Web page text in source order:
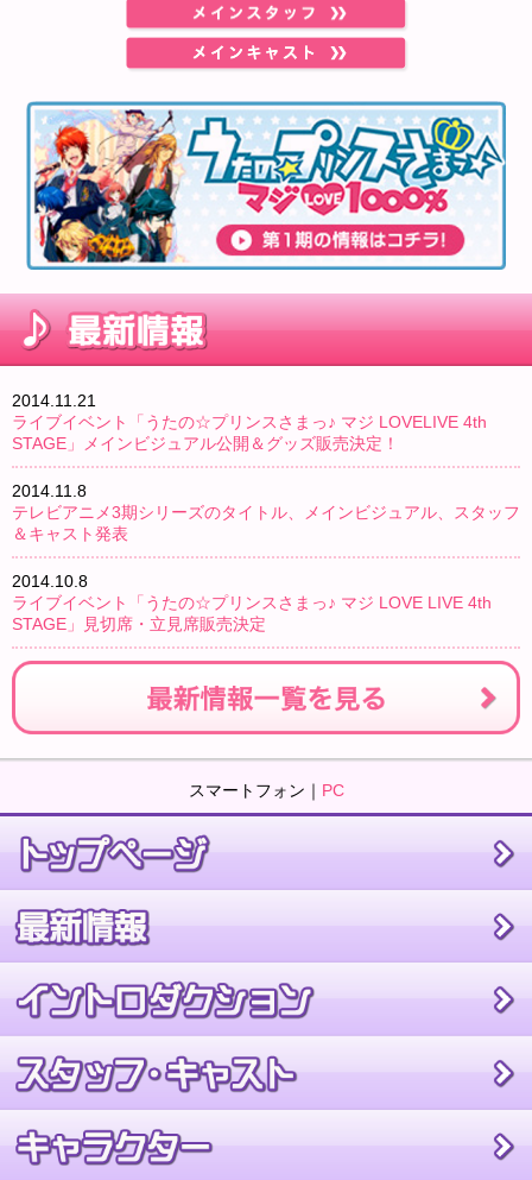
2014.11.21
ライブイベント「うたの☆プリンスさまっ♪ マジ LOVELIVE 4th
STAGE」メインビジュアル公開＆グッズ販売決定！
2014.11.8
テレビアニメ3期シリーズのタイトル、メインビジュアル、スタッフ
＆キャスト発表
2014.10.8
ライブイベント「うたの☆プリンスさまっ♪ マジ LOVE LIVE 4th
STAGE」見切席・立見席販売決定
スマートフォン｜ PC